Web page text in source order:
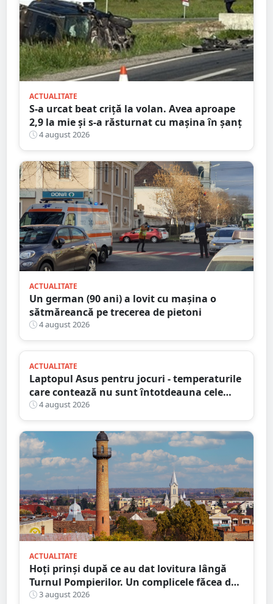
ACTUALITATE
S-a urcat beat criță la volan. Avea aproape
2,9 la mie și s-a răsturnat cu mașina în șanț
4 august 2026
ACTUALITATE
Un german (90 ani) a lovit cu mașina o
sătmăreancă pe trecerea de pietoni
4 august 2026
ACTUALITATE
Laptopul Asus pentru jocuri - temperaturile
care contează nu sunt întotdeauna cele
mai mari
4 august 2026
ACTUALITATE
Hoți prinși după ce au dat lovitura lângă
Turnul Pompierilor. Un complicele făcea de
pază
3 august 2026